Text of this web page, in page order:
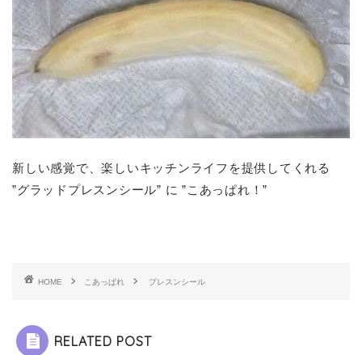
新しい感覚で、楽しいキッチンライフを提供してくれる
”グラッドプレスンシール” に ”こあっぱれ！”
HOME こあっぱれ プレスンシール
RELATED POST